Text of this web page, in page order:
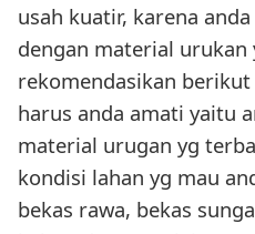
usah kuatir, karena
dengan material urukan
rekomendasikan
harus anda amati yaitu
material urugan yg
kondisi lahan yg mau
bekas rawa, bekas